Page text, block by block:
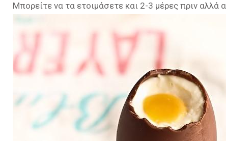
Μπορείτε να τα ετοιμάσετε και 2-3 μέρες πριν